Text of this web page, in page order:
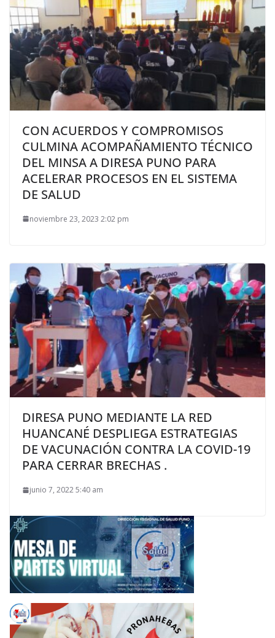
CON ACUERDOS Y COMPROMISOS
CULMINA ACOMPAÑAMIENTO TÉCNICO
DEL MINSA A DIRESA PUNO PARA
ACELERAR PROCESOS EN EL SISTEMA
DE SALUD
noviembre 23, 2023 2:02 pm
DIRESA PUNO MEDIANTE LA RED
HUANCANÉ DESPLIEGA ESTRATEGIAS
DE VACUNACIÓN CONTRA LA COVID-19
PARA CERRAR BRECHAS .
junio 7, 2022 5:40 am